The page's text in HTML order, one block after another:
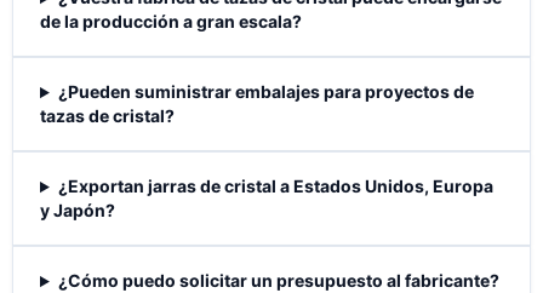
de la producción a gran escala?
¿Pueden suministrar embalajes para proyectos de
tazas de cristal?
¿Exportan jarras de cristal a Estados Unidos, Europa
y Japón?
¿Cómo puedo solicitar un presupuesto al fabricante?